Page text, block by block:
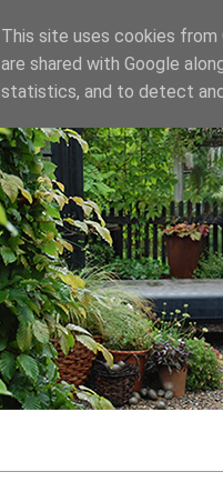
This site uses cookies from
are shared with Google
statistics, and to detect